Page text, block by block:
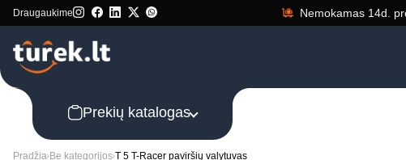
Draugaukime Nemokamas 14d.
Prekių katalogas
Pradžia Be kategorijos T 5 T-Racer paviršių valytuvas